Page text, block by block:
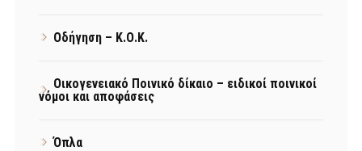
Οδήγηση – Κ.Ο.Κ.
Οικογενειακό Ποινικό δίκαιο – ειδικοί ποινικοί
νόμοι και αποφάσεις
Όπλα